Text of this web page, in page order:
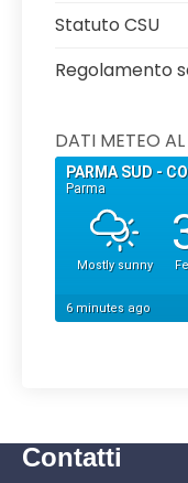
Statuto CSU
Regolamento
DATI METEO
Contatti